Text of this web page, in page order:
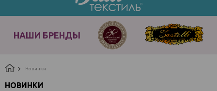
НАШИ БРЕНДЫ
Новинки
НОВИНКИ